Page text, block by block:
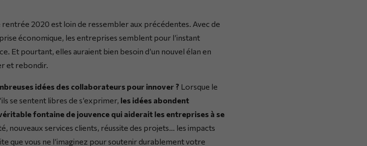
rentrée 2020 est loin de ressembler aux précédentes. Avec de
économique, les entreprises semblent pour l’instant
Et pourtant, elles auraient bien besoin d’un nouvel élan en
et rebondir.
idées des collaborateurs pour innover ? Lorsque le
se sentent libres de s’exprimer, les idées abondent
fontaine de jouvence qui aiderait les entreprises à se
nouveaux services clients, réussite des projets… les impacts
que vous ne l’imaginez pour soutenir durablement votre